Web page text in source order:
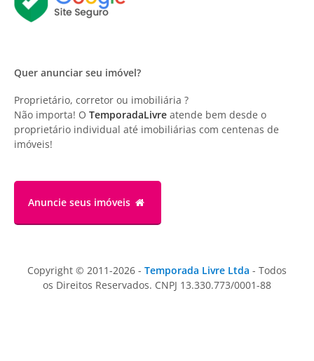
Quer anunciar seu imóvel?
Proprietário, corretor ou imobiliária ?
Não importa! O TemporadaLivre atende bem desde o
proprietário individual até imobiliárias com centenas de
imóveis!
Anuncie seus imóveis
Copyright © 2011-2026 - Temporada Livre Ltda - Todos
os Direitos Reservados. CNPJ 13.330.773/0001-88